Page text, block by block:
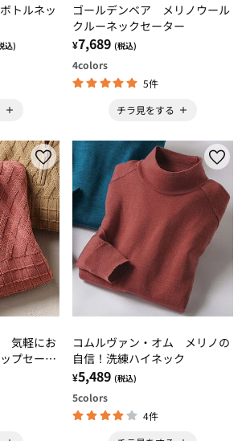
トルネッ
込)
ゴールデンベア メリノウール
クルーネックセーター
¥7,689 (税込)
4colors
5件
チラ見をする
気軽にお
プセータ
コムルヴァン・オム メリノの
自信！洗練ハイネック
¥5,489 (税込)
5colors
4件